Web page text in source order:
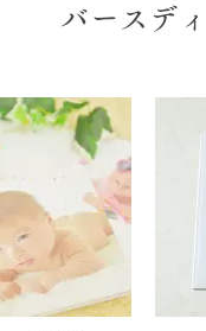
バースデ